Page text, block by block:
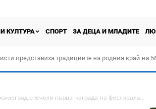
КУЛТУРА СПОРТ ЗА ДЕЦА И МЛАДИТЕ
представиха традициите на родния край на
прођох Шумадију“
спечели първа награда на фестивала...